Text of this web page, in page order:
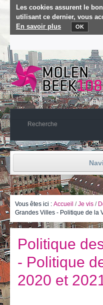
Les cookies assurent le
utilisant ce dernier, vous
En savoir plus
OK
Accueil
Vie politique
Je vis
Je visite
Publications
Vous êtes ici : Accueil /Je vis /
Grandes Villes - Politique de la
Politique
- Politique
2020 et